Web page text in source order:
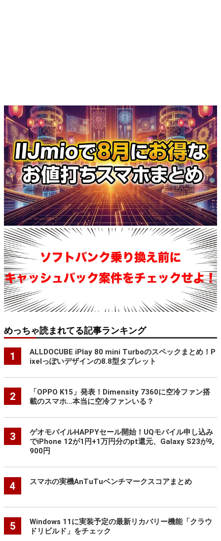
めっちゃ読まれてる記事ランキング
1
ALLDOCUBE iPlay 80 mini Turboのスペックまとめ！P
ixelっぽいデザインの8.8型タブレット
2
「OPPO K15」発表！Dimensity 7360に空冷ファン搭
載のスマホ…本当に空冷ファンいる？
3
ゲオモバイルHAPPYセール開始！UQモバイル申し込み
でiPhone 12が1円+1万円分のpt還元、Galaxy S23が9,
900円
4 スマホの実機AnTuTuベンチマークスコアまとめ
5
Windows 11に実装予定の最新リカバリー機能「クラウ
ドリビルド」をチェック